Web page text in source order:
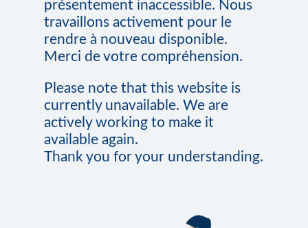
présentement inaccessible. Nous
travaillons activement pour le
rendre à nouveau disponible.
Merci de votre compréhension.
Please note that this website is
currently unavailable. We are
actively working to make it
available again.
Thank you for your understanding.